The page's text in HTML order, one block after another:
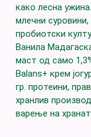
како лесна
млечни
пробиотски
Ванила
маст од само
Balans+ крем
гр. протеини,
хранлив
варење на